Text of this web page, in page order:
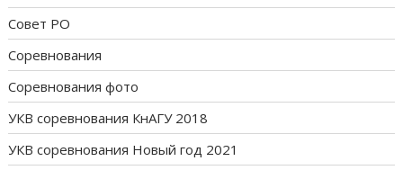
Совет РО
Соревнования
Соревнования фото
УКВ соревнования КнАГУ 2018
УКВ соревнования Новый год 2021